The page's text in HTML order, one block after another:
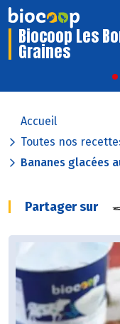
Biocoop Les
Graines
Accueil
Toutes nos
Bananes glacées
Partager sur